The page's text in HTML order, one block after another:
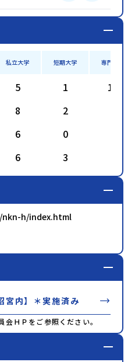
私立大学 短期大学 専門学校
5 1
12
8 2
6 0
6 3
h/index.html
宮内】＊実施済み
ＨＰをご参照ください。